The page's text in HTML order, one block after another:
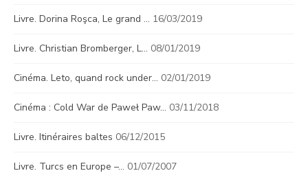
Livre. Dorina Roşca, Le grand … 16/03/2019
Livre. Christian Bromberger, L… 08/01/2019
Cinéma. Leto, quand rock under… 02/01/2019
Cinéma : Cold War de Paweł Paw… 03/11/2018
Livre. Itinéraires baltes 06/12/2015
Livre. Turcs en Europe –… 01/07/2007